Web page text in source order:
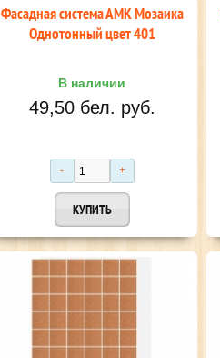
Фасадная система АМК Мозаика
Однотонный цвет 401
В наличии
49,50 бел. руб.